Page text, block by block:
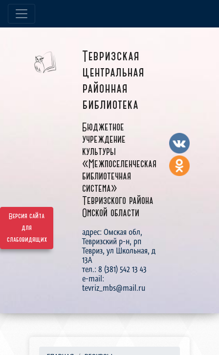
Версия сайта
для
слабовидящих
Тевризская
центральная
районная
библиотека
Бюджетное
учреждение
культуры
«Межпоселенческая
библиотечная
система»
Тевризского района
Омской области
адрес: Омская обл,
Тевризский р-н, рп
Тевриз, ул Школьная, д
13А
тел.: 8 (381) 542 13 43
e-mail:
tevriz_mbs@mail.ru